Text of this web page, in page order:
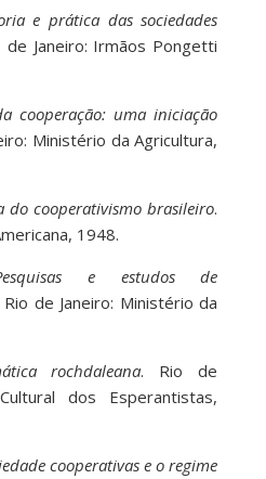
e prática das sociedades
de Janeiro: Irmãos Pongetti
cooperação: uma iniciação
Ministério da Agricultura,
do cooperativismo brasileiro.
1948.
e estudos de
Rio de Janeiro: Ministério da
rochdaleana. Rio de
dos Esperantistas,
cooperativas e o regime